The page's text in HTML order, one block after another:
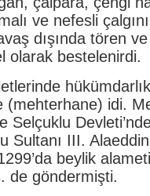
ve nefesli
dışında tören
olarak bestelenirdi.
(mehterhane) idi.
Selçuklu
Sultanı III.
beylik
de göndermişti.